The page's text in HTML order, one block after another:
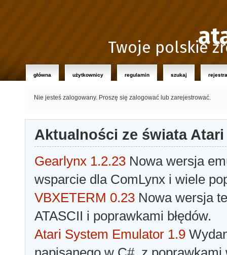
Twoje polskie
główna użytkownicy regulamin szukaj
Nie jesteś zalogowany. Proszę się zalogować lub zarejestrować.
Aktualności ze świata Atari
Gearlynx 1.2.23 Nowa wersja
wsparcie dla ComLynx i wiele
VBXETERM 0.23 Nowa wersja
ATASCII i poprawkami błędów.
Atari System Emulator 1.9